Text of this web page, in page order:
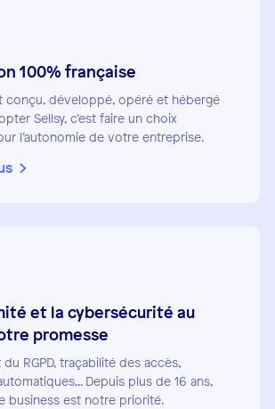
100% française
conçu, développé, opéré et hébergé
Sellsy, c’est faire un choix
l’autonomie de votre entreprise.
et la cybersécurité au
promesse
RGPD, traçabilité des accès,
Depuis plus de 16 ans,
business est notre priorité.